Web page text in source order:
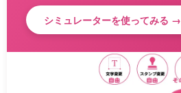
シミュレーターを使ってみる →